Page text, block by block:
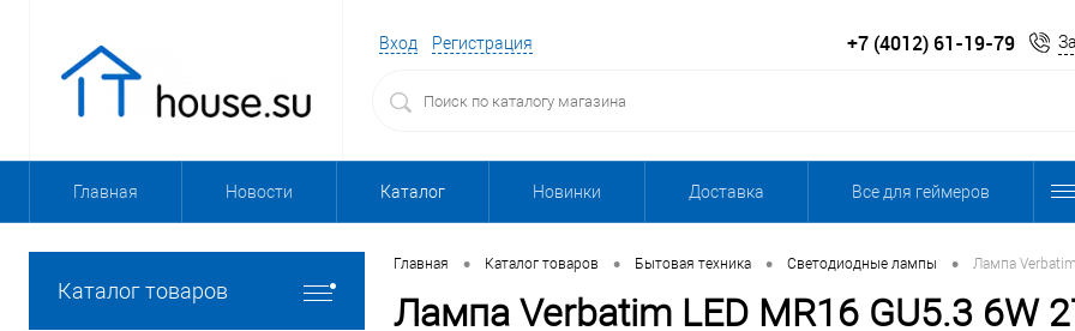
Вход Регистрация +7 (4012) 61-19-79
Главная Новости Каталог Новинки Доставка Все для геймеров
Каталог товаров
Главная • Каталог товаров • Бытовая техника • Светодиодные лампы • Лампа
Лампа Verbatim LED MR16 GU5.3 6W